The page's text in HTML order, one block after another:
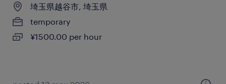
埼玉県越谷市, 埼玉県
temporary
¥1500.00 per hour